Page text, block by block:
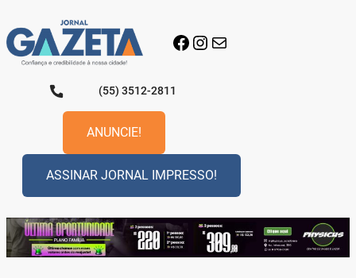
para
o
conteúdo
Facebook
Instagram
E-mail
(55) 3512-2811
ANUNCIE!
ASSINAR JORNAL IMPRESSO!